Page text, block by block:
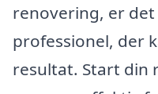
renovering, er
professionel, der
resultat. Start din